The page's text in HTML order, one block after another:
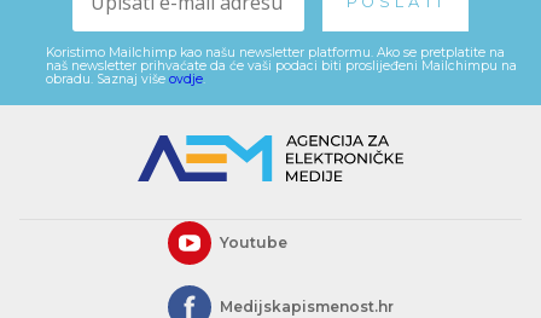
Koristimo Mailchimp kao našu newsletter platformu. Ako se pretplatite na
naš newsletter prihvaćate da će vaši podaci biti proslijeđeni Mailchimpu na
obradu. Saznaj više ovdje
Youtube
Medijskapismenost.hr